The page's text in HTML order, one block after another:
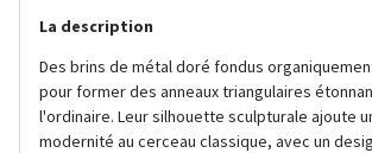
La description
Des brins de métal doré fondus
pour former des anneaux triangulaires
l'ordinaire. Leur silhouette sculpturale ajoute
modernité au cerceau classique, avec un